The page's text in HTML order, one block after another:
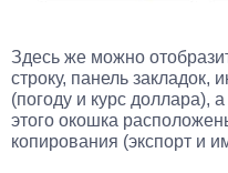
Здесь же можно
строку, панель
(погоду и курс доллара),
этого окошка
копирования (экспорт и